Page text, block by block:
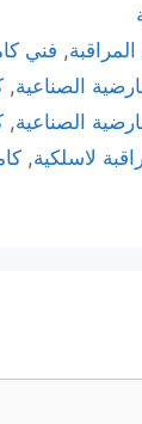
, فني
الصناعية,
الصناعية,
لاسلكية,